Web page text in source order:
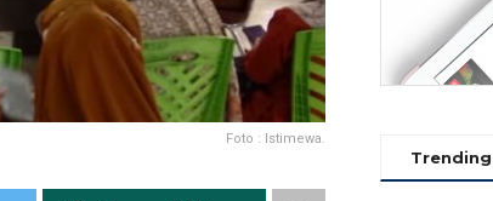
Foto : Istimewa.
Trending